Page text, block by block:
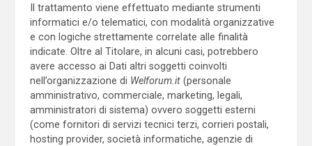
Il trattamento viene effettuato mediante strumenti
informatici e/o telematici, con modalità organizzative
e con logiche strettamente correlate alle finalità
indicate. Oltre al Titolare, in alcuni casi, potrebbero
avere accesso ai Dati altri soggetti coinvolti
nell’organizzazione di Welforum.it(personale
amministrativo, commerciale, marketing, legali,
amministratori di sistema) ovvero soggetti esterni
(come fornitori di servizi tecnici terzi, corrieri postali,
hosting provider, società informatiche, agenzie di